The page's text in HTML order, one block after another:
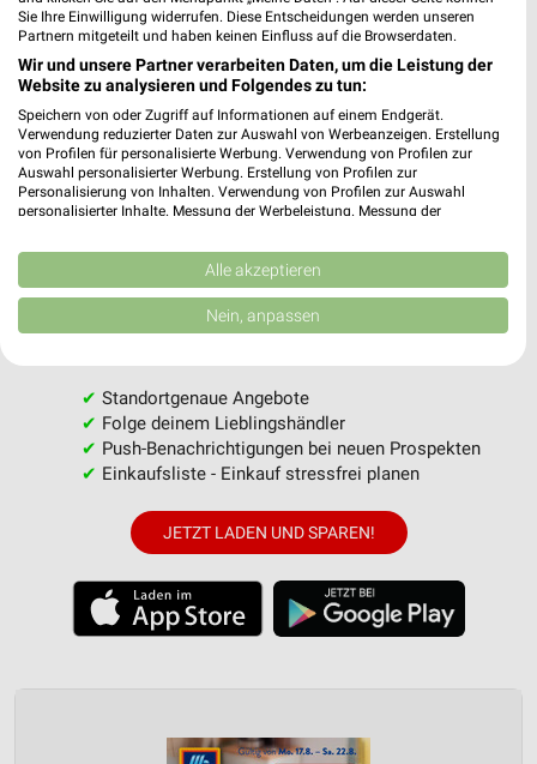
MEHR PROSPEKTE
weekli - Prospekte & Angebote App
Alle ALDI SÜD Angebote immer griffbereit – mit der
✔ Standortgenaue Angebote
✔ Folge deinem Lieblingshändler
✔ Push-Benachrichtigungen bei neuen Prospekten
✔ Einkaufsliste - Einkauf stressfrei planen
JETZT LADEN UND SPAREN!
Sie Ihre Einwilligung widerrufen. Diese Entscheidungen werden unseren
Partnern mitgeteilt und haben keinen Einfluss auf die Browserdaten.
Wir und unsere Partner verarbeiten Daten, um die Leistung der
Website zu analysieren und Folgendes zu tun:
Speichern von oder Zugriff auf Informationen auf einem Endgerät.
Verwendung reduzierter Daten zur Auswahl von Werbeanzeigen. Erstellung
von Profilen für personalisierte Werbung. Verwendung von Profilen zur
Auswahl personalisierter Werbung. Erstellung von Profilen zur
Personalisierung von Inhalten. Verwendung von Profilen zur Auswahl
personalisierter Inhalte. Messung der Werbeleistung. Messung der
Kombinationen von Daten aus verschiedenen Quellen. Entwicklung und
Verbesserung der Angebote. Verwendung reduzierter Daten zur Auswahl
von Inhalten.
Daten können außerhalb der Europäischen Union weitergegeben und in die
USA gesendet werden.
Website/App.
Partnerliste anzeigen (1 IAB-Anbieter)
Wir nutzen Ihre Daten für folgende Zwecke:
IAB-Verarbeitungszwecke:
auf einem Endgerät
Werbeanzeigen
Erstellung von Profilen für personalisierte
Alle akzeptieren
Nein, anpassen